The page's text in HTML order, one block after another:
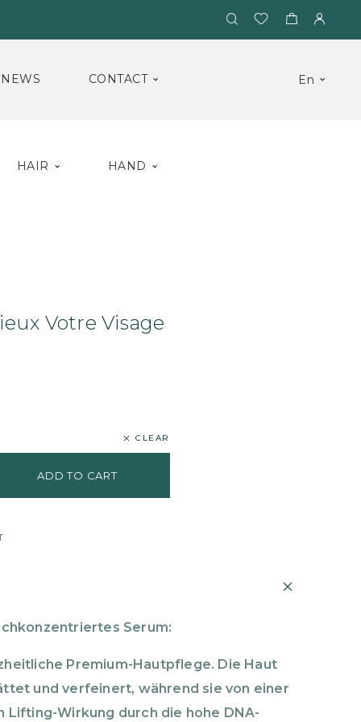
NEWS CONTACT En
HAIR HAND
Votre Visage
CLEAR
ADD TO CART
Serum:
Premium-Hautpflege. Die Haut
ttet und verfeinert, wä hrend sie von einer
Lifting-Wirkung durch die hohe DNA-